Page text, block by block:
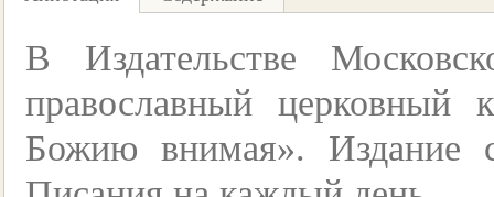
В Издательстве
православный церковный
Божию внимая». Издание